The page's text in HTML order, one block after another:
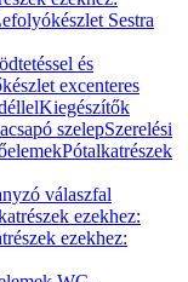
Sestra
és
excenteres
Kiegészítők
szelepSzerelési
Pótalkatrészek
válaszfal
ezekhez:
ezekhez: